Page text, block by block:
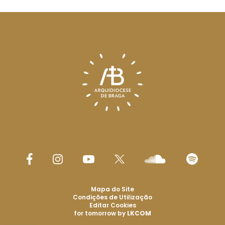
Mapa do Site
Condições de Utilização
Editar Cookies
for tomorrow by LKCOM